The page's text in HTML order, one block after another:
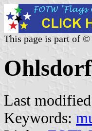
This page is part of
Last
Keywords: